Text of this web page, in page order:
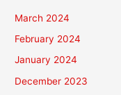
March 2024
February 2024
January 2024
December 2023